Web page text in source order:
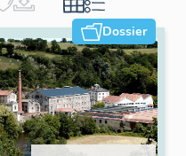
Dossier